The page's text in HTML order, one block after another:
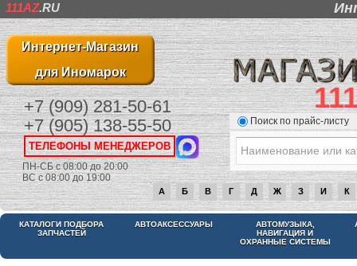
111AZ.RU
Интернет-Магазин
для Иномарок
+7 (909) 281-50-61
+7 (905) 138-55-50
ТЕЛЕФОНЫ МЕНЕДЖЕРОВ
ПН-СБ с 08:00 до 20:00
ВС с 08:00 до 19:00
Поиск по прайс-листу
А Б В Г Д Ж З И К
КАТАЛОГИ ПОДБОРА
ЗАПЧАСТЕЙ
АВТОАКСЕССУАРЫ
АВТОМУЗЫКА,
НАВИГАЦИЯ И
ОХРАННЫЕ СИСТЕМЫ